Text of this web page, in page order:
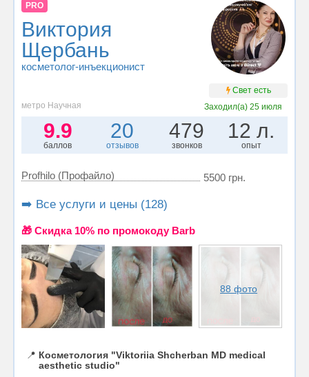
PRO
Виктория
Щербань
косметолог-инъекционист
Свет есть
метро Научная
Заходил(а)25 июля
9.9
баллов
20
отзывов
479
звонков
12 л.
опыт
Profhilo (Профайло) 5500 грн.
➡️ Все услуги и цены (128)
🎁 Cкидка 10% по промокоду Barb
88 фото
📍 Косметология "Viktoriia Shcherban MD medical
aesthetic studio"